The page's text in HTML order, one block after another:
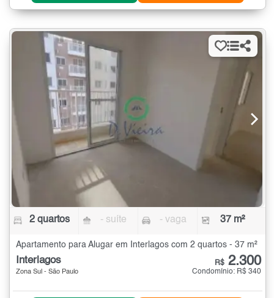
2 quartos - suíte - vaga 37 m²
Apartamento para Alugar em Interlagos com 2 quartos - 37 m²
Interlagos
Zona Sul - São Paulo
R$ 2.300
Condomínio: R$ 340